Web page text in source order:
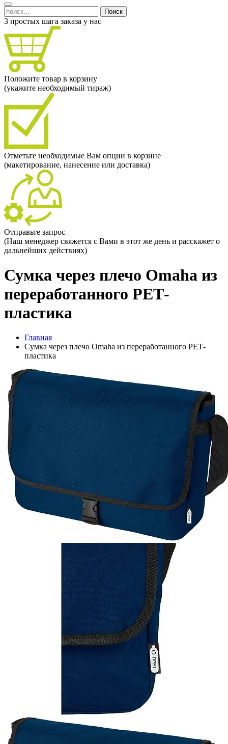
Поиск
3 простых шага заказа у нас
Положите товар в корзину
(укажите необходимый тираж)
Отметьте необходимые Вам опции в корзине
(макетирование, нанесение или доставка)
Отправьте запрос
(Наш менеджер свяжется с Вами в этот же день и расскажет о
дальнейших действиях)
Сумка через плечо Omaha из
переработанного РЕТ-
пластика
Главная
Сумка через плечо Omaha из переработанного РЕТ-
пластика